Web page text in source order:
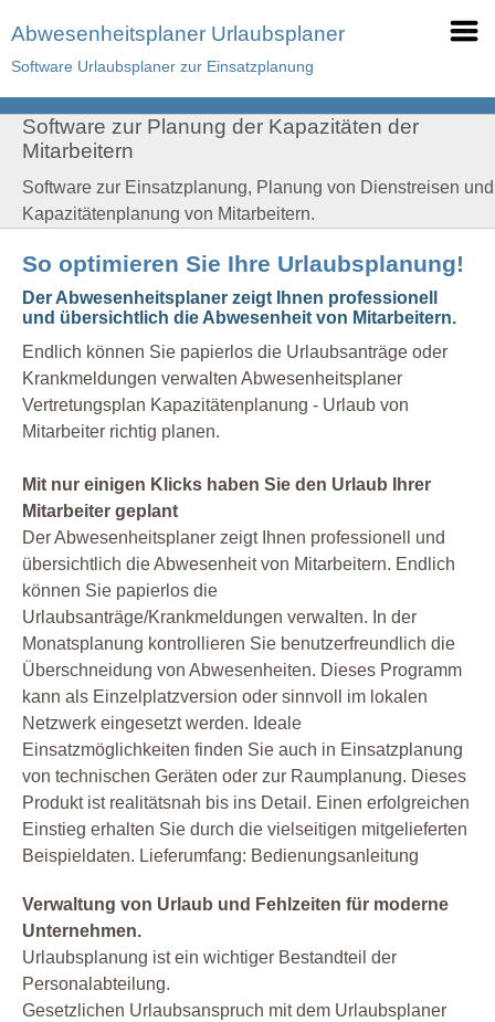
Abwesenheitsplaner Urlaubsplaner
Software Urlaubsplaner zur Einsatzplanung
Software zur Planung der Kapazitäten der
Mitarbeitern
Software zur Einsatzplanung, Planung von Dienstreisen und
Kapazitätenplanung von Mitarbeitern.
So optimieren Sie Ihre Urlaubsplanung!
Der Abwesenheitsplaner zeigt Ihnen professionell
und übersichtlich die Abwesenheit von Mitarbeitern.
Endlich können Sie papierlos die Urlaubsanträge oder
Krankmeldungen verwalten Abwesenheitsplaner
Vertretungsplan Kapazitätenplanung - Urlaub von
Mitarbeiter richtig planen.
Mit nur einigen Klicks haben Sie den Urlaub Ihrer
Mitarbeiter geplant
Der Abwesenheitsplaner zeigt Ihnen professionell und
übersichtlich die Abwesenheit von Mitarbeitern. Endlich
können Sie papierlos die
Urlaubsanträge/Krankmeldungen verwalten. In der
Monatsplanung kontrollieren Sie benutzerfreundlich die
Überschneidung von Abwesenheiten. Dieses Programm
kann als Einzelplatzversion oder sinnvoll im lokalen
Netzwerk eingesetzt werden. Ideale
Einsatzmöglichkeiten finden Sie auch in Einsatzplanung
von technischen Geräten oder zur Raumplanung. Dieses
Produkt ist realitätsnah bis ins Detail. Einen erfolgreichen
Einstieg erhalten Sie durch die vielseitigen mitgelieferten
Beispieldaten. Lieferumfang: Bedienungsanleitung
Verwaltung von Urlaub und Fehlzeiten für moderne
Unternehmen.
Urlaubsplanung ist ein wichtiger Bestandteil der
Personalabteilung.
Gesetzlichen Urlaubsanspruch mit dem Urlaubsplaner